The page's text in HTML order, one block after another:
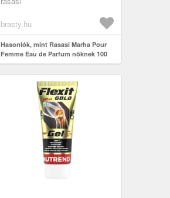
ml .
brasty.hu
Hasonlók, mint Rasasi Marha Pour
Femme Eau de Parfum nőknek 100
ml